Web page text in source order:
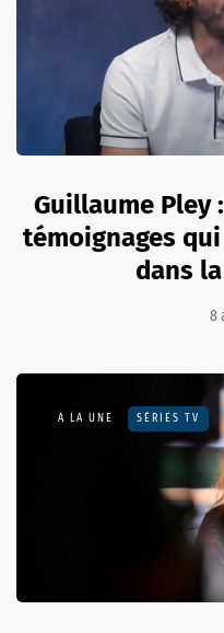
Guillaume Pley
témoignages
dans
8
A LA UNE SÉRIES TV